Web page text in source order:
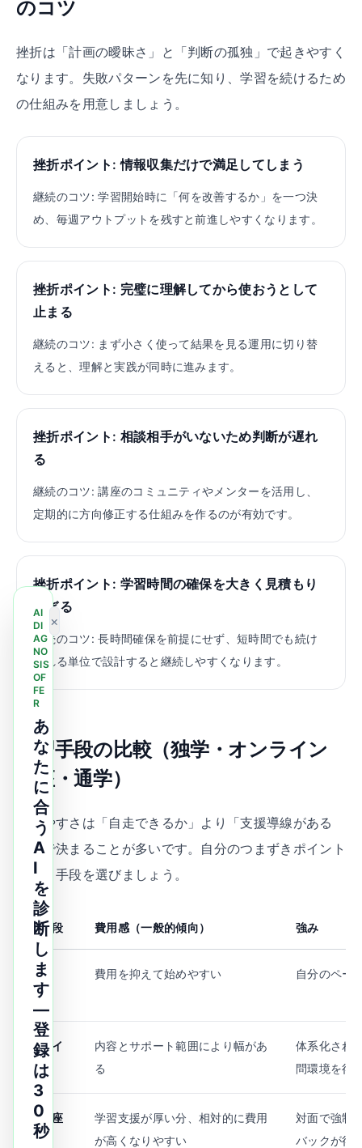
のコツ
挫折は「計画の曖昧さ」と「判断の孤独」で起きやすく
なります。失敗パターンを先に知り、学習を続けるため
の仕組みを用意しましょう。
挫折ポイント:情報収集だけで満足してしまう
継続のコツ:学習開始時に「何を改善するか」を一つ決
め、毎週アウトプットを残すと前進しやすくなります。
挫折ポイント: 完璧に理解してから使おうとして
止まる
継続のコツ: まず小さく使って結果を見る運用に切り替
えると、理解と実践が同時に進みます。
挫折ポイント: 相談相手がいないため判断が遅れ
る
継続のコツ:講座のコミュニティやメンターを活用し、
定期的に方向修正する仕組みを作るのが有効です。
挫折ポイント: 学習時間の確保を大きく見積もり
すぎる
継続のコツ:長時間確保を前提にせず、短時間でも続け
られる単位で設計すると継続しやすくなります。
学習手段の比較（独学・オンライン
講座・通学）
続けやすさは「自走できるか」より「支援導線がある
か」で決まることが多いです。自分のつまずきポイント
に合う手段を選びましょう。
学習手段 費用感（一般的傾向） 強み
独学 費用を抑えて始めやすい 自分のペー
オンライ
ン講座
内容とサポート範囲により幅があ
る
体系化され
問環境を得
通学講座
学習支援が厚い分、相対的に費用
が高くなりやすい
対面で強制
バックが得
AI
DI
AG
NO
SIS
OF
FE
R
あ
な
た
に
合
う
A
I
を
診
断
し
ま
す
—
登
録
は
3
0
秒
×